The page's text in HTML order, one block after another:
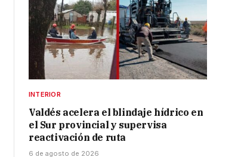
INTERIOR
Valdés acelera el blindaje hídrico en
el Sur provincial y supervisa
reactivación de ruta
6 de agosto de 2026